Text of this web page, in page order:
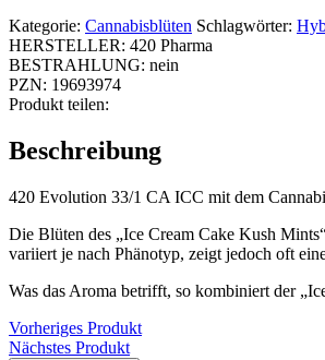
Kategorie: Cannabisblüten Schlagwörter:
HERSTELLER: 420 Pharma
BESTRAHLUNG: nein
PZN: 19693974
Produkt teilen:
Beschreibung
420 Evolution 33/1 CA ICC mit dem
Die Blüten des „Ice Cream Cake Kush
variiert je nach Phänotyp, zeigt jedoch oft
Was das Aroma betrifft, so kombiniert der
Vorheriges Produkt
Nächstes Produkt